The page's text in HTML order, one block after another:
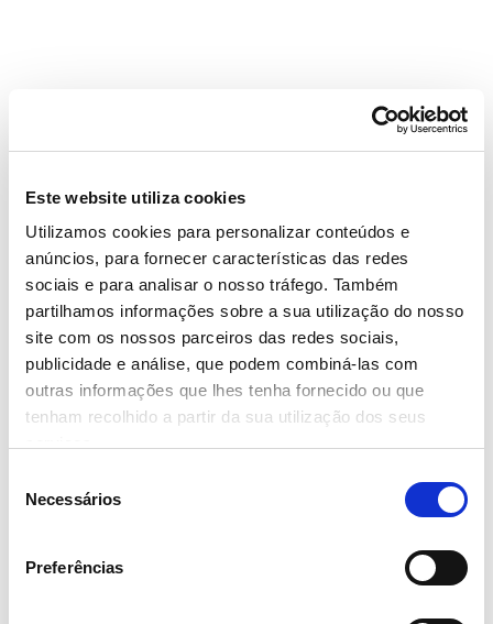
Este website utiliza cookies
Utilizamos cookies para personalizar conteúdos e
anúncios, para fornecer características das redes
sociais e para analisar o nosso tráfego. Também
partilhamos informações sobre a sua utilização do nosso
site com os nossos parceiros das redes sociais,
publicidade e análise, que podem combiná-las com
outras informações que lhes tenha fornecido ou que
tenham recolhido a partir da sua utilização dos seus
Necessários
Preferências